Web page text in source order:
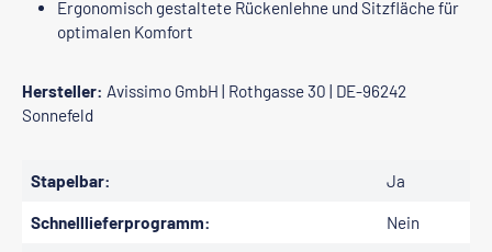
Ergonomisch gestaltete Rückenlehne und Sitzfläche für
optimalen Komfort
Hersteller: Avissimo GmbH | Rothgasse 30 | DE-96242
Sonnefeld
Stapelbar: Ja
Schnelllieferprogramm: Nein